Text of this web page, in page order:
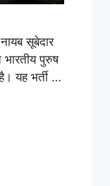
सूबेदार
भारतीय पुरुष
यह भर्ती …